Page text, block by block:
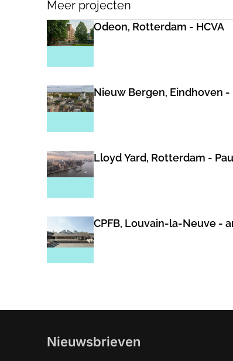
Meer projecten
Odeon, Rotterdam - HCVA
Nieuw Bergen, Eindhoven -
Lloyd Yard, Rotterdam -
CPFB, Louvain-la-Neuve -
Nieuwsbrieven